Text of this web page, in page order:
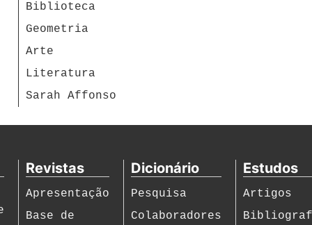
Biblioteca
Geometria
Arte
Literatura
Sarah Affonso
Revistas
Apresentação
Base de
Dicionário
Pesquisa
Colaboradores
Estudos
Artigos